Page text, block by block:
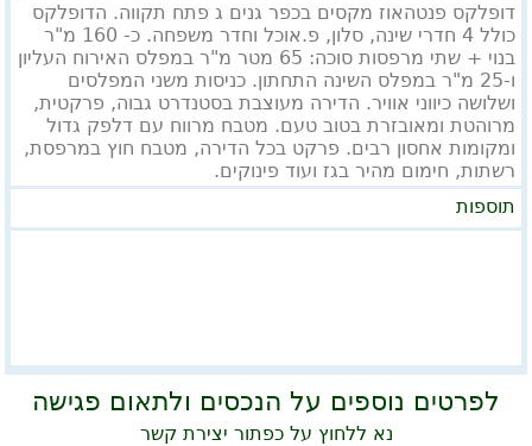
דופלקס פנטהאוז מקסים בכפר גנים ג פתח תקווה. הדופלקס
כולל 4 חדרי שינה, סלון, פ.אוכל וחדר משפחה. כ- 160 מ"ר
בנוי + שתי מרפסות סוכה: 65 מטר מ"ר במפלס האירוח העליון
ו-25 מ"ר במפלס השינה התחתון. כניסות משני המפלסים
ושלושה כיווני אוויר. הדירה מעוצבת בסטנדרט גבוה, פרקטית,
מרוהטת ומאובזרת בטוב טעם. מטבח מרווח עם דלפק גדול
ומקומות אחסון רבים. פרקט בכל הדירה, מטבח חוץ במרפסת,
רשתות, חימום מהיר בגז ועוד פינוקים.
תוספות
לפרטים נוספים על הנכסים ולתאום פגישה
נא ללחוץ על כפתור יצירת קשר